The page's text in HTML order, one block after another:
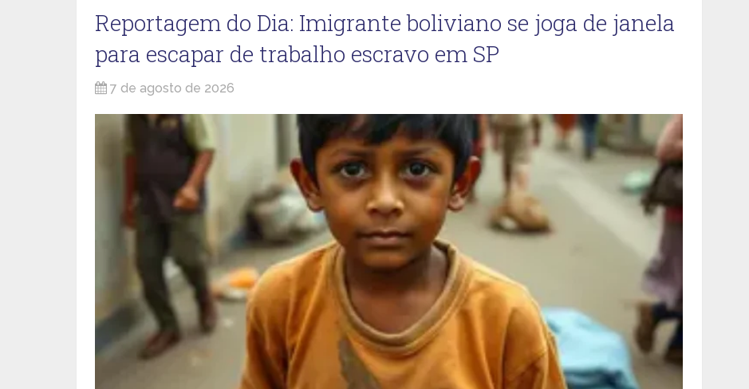
Reportagem do Dia: Imigrante boliviano se joga de janela
para escapar de trabalho escravo em SP
7 de agosto de 2026